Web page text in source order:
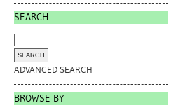
SEARCH
ADVANCED SEARCH
BROWSE BY